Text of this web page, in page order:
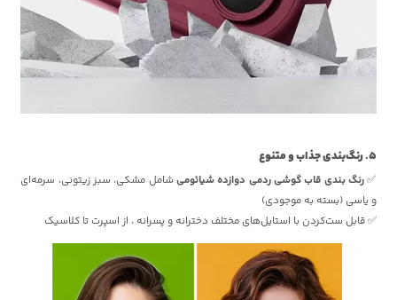
5. رنگ‌بندی جذاب و متنوع
✅رنگ بندی قاب گوشی ردمی دوازده شیائومی شامل مشکی، سبز زیتونی، سرمه‌ای
و یاسی (بسته به موجودی)
✅ قابل ست‌کردن با استایل‌های مختلف دخترانه و پسرانه ، از اسپرت تا کلاسیک